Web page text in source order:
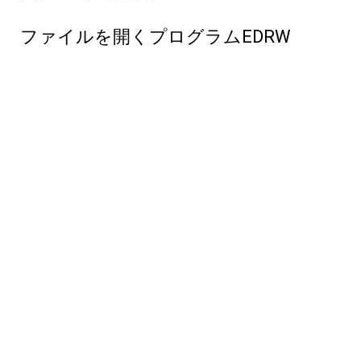
ファイルを開くプログラムEDRW